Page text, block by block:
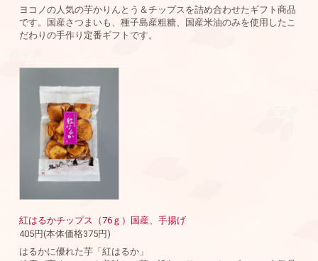
ヨコノの人気の芋かりんとう＆チップスを詰め合わせたギフト商品
です。国産さつまいも、種子島産粗糖、国産米油のみを使用したこ
だわりの手作り定番ギフトです。
紅はるかチップス（76ｇ）国産、手揚げ
405円(本体価格375円)
はるかに優れた芋「紅はるか」